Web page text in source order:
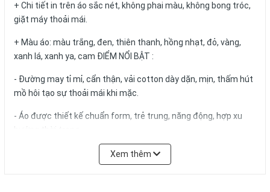
+ Chi tiết in trên áo sắc nét, không phai màu, không bong tróc,
giặt máy thoải mái.
+ Màu áo: màu trắng, đen, thiên thanh, hồng nhạt, đỏ, vàng,
xanh lá, xanh ya, cam ĐIỂM NỔI BẬT :
- Đường may tỉ mỉ, cẩn thận, vải cotton dày dặn, mịn, thấm hút
mồ hôi tạo sự thoải mái khi mặc.
- Áo được thiết kế chuẩn form, trẻ trung, năng động, hợp xu
hướng thời trang.
- Dễ dàng phối cùng quần jean, quần short, cùng các phụ kiện
Xem thêm